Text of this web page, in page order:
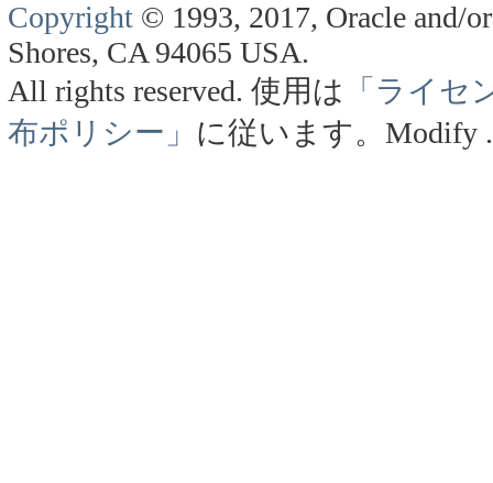
Copyright © 1993, 2017, Oracle and/
Shores, CA 94065 USA.
All rights reserved. 使用は 「ライセ
布ポリシー」 に従います。 Modify